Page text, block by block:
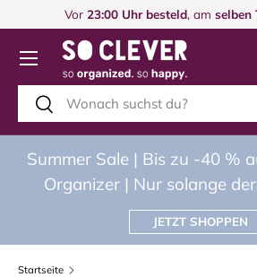
DIREKT ZUM INHALT
Vor 23:00 Uhr besteld, am selben
Suchen
Suchen
Menü
Summer Sale | Bis zu -40 %
Organizer | Nur solange
JETZT SHOPPEN
Startseite